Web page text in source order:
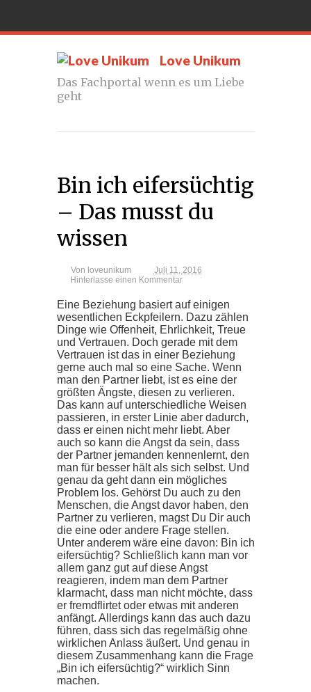
Love Unikum
Das Fachportal wenn es um Liebe
geht
Bin ich eifersüchtig
– Das musst du
wissen
Von loveunikum
Juli 11, 2016
Hinterlasse einen Kommentar
Eine Beziehung basiert auf einigen
wesentlichen Eckpfeilern. Dazu zählen
Dinge wie Offenheit, Ehrlichkeit, Treue
und Vertrauen. Doch gerade mit dem
Vertrauen ist das in einer Beziehung
gerne auch mal so eine Sache. Wenn
man den Partner liebt, ist es eine der
größten Ängste, diesen zu verlieren.
Das kann auf unterschiedliche Weisen
passieren, in erster Linie aber dadurch,
dass er einen nicht mehr liebt. Aber
auch so kann die Angst da sein, dass
der Partner jemanden kennenlernt, den
man für besser hält als sich selbst. Und
genau da geht dann ein mögliches
Problem los. Gehörst Du auch zu den
Menschen, die Angst davor haben, den
Partner zu verlieren, magst Du Dir auch
die eine oder andere Frage stellen.
Unter anderem wäre eine davon: Bin ich
eifersüchtig? Schließlich kann man vor
allem ganz gut auf diese Angst
reagieren, indem man dem Partner
klarmacht, dass man nicht möchte, dass
er fremdflirtet oder etwas mit anderen
anfängt. Allerdings kann das auch dazu
führen, dass sich das regelmäßig ohne
wirklichen Anlass äußert. Und genau in
diesem Zusammenhang kann die Frage
„Bin ich eifersüchtig?“ wirklich Sinn
machen.